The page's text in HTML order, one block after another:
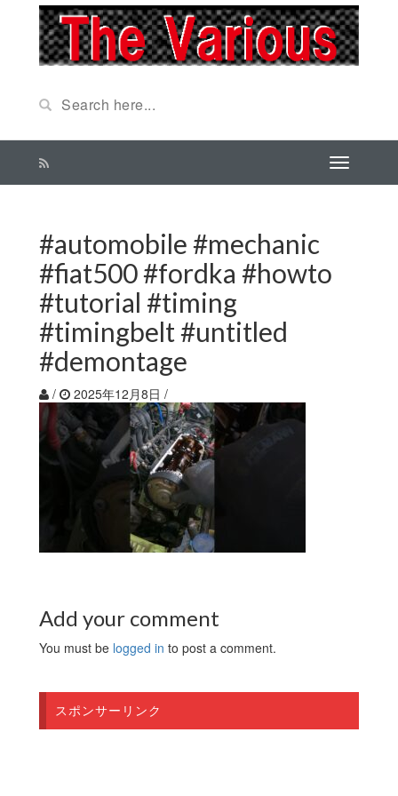
#automobile #mechanic
#fiat500 #fordka #howto
#tutorial #timing
#timingbelt #untitled
#demontage
/ 2025年12月8日 /
Add your comment
You must be logged in to post a comment.
スポンサーリンク